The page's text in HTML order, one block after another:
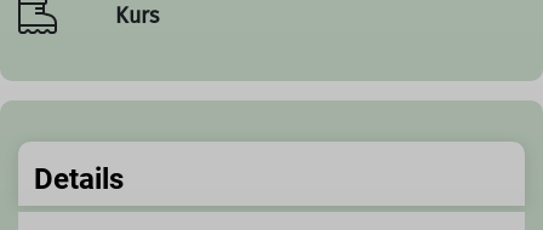
Kurs
Details